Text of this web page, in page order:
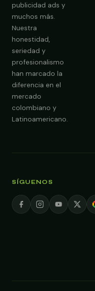
publicidad ads y
muchos más.
Nuestra
honestidad,
seriedad y
profesionalismo
han marcado la
diferencia en el
mercado
colombiano y
Latinoamericano.
SÍGUENOS